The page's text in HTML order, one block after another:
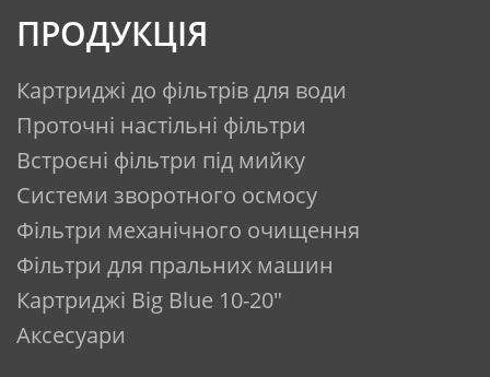
«Бриз Гарант №5 Стандарт» за
відповідністю якості очищення
води, що подається на систему,
вимогам до питної води
відповідно до чинного
законодавства (ГСанПІН 2.2.4-171-
10) становить не більше
Комплект поставки:
1. Змінний картридж – 5 шт.
2. Паспорт
ПРОДУКЦІЯ
Картриджі до фільтрів для води
Проточні настільні фільтри
Встроєні фільтри під мийку
Системи зворотного осмосу
Фільтри механічного очищення
Фільтри для пральних машин
Картриджі Big Blue 10-20"
Аксесуари